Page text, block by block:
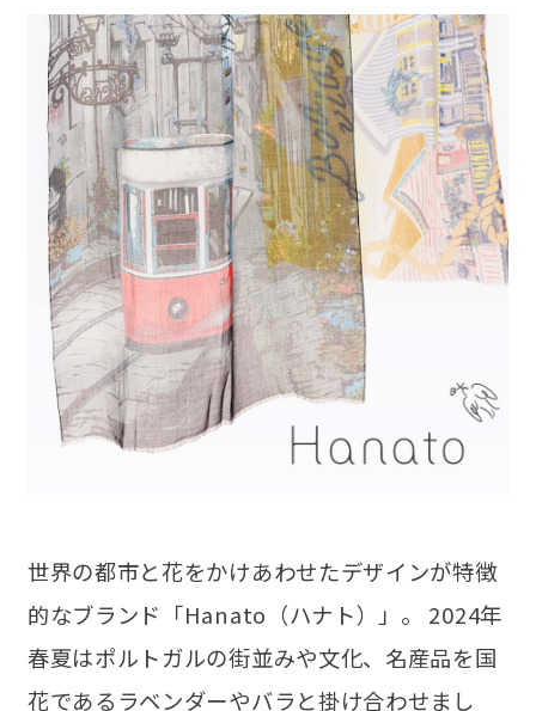
世界の都市と花をかけあわせたデザインが特徴
的なブランド「Hanato（ハナト）」。 2024年
春夏はポルトガルの街並みや文化、名産品を国
花であるラベンダーやバラと掛け合わせまし